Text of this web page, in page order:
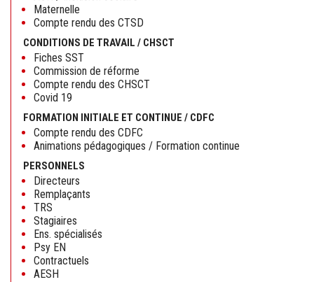
Maternelle
Compte rendu des CTSD
CONDITIONS DE TRAVAIL / CHSCT
Fiches SST
Commission de réforme
Compte rendu des CHSCT
Covid 19
FORMATION INITIALE ET CONTINUE / CDFC
Compte rendu des CDFC
Animations pédagogiques / Formation continue
PERSONNELS
Directeurs
Remplaçants
TRS
Stagiaires
Ens. spécialisés
Psy EN
Contractuels
AESH